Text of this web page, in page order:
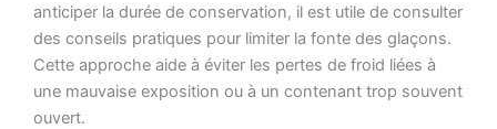
anticiper la durée de conservation, il est utile de consulter
des conseils pratiques pour limiter la fonte des glaçons.
Cette approche aide à éviter les pertes de froid liées à
une mauvaise exposition ou à un contenant trop souvent
ouvert.